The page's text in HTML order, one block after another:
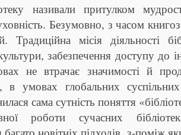
називали притулком
Безумовно, з часом
Традиційна місія діяльності
забезпечення доступу до
не втрачає значимості й
в умовах глобальних
сама сутність поняття
роботи сучасних